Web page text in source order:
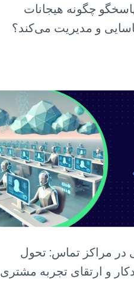
چگونه هیجانات
و مدیریت می‌کند؟
مراکز تماس: تحول
و ارتقای تجربه مشتری